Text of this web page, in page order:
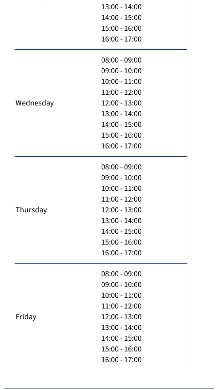
13:00 - 14:00
14:00 - 15:00
15:00 - 16:00
16:00 - 17:00
Wednesday
08:00 - 09:00
09:00 - 10:00
10:00 - 11:00
11:00 - 12:00
12:00 - 13:00
13:00 - 14:00
14:00 - 15:00
15:00 - 16:00
16:00 - 17:00
Thursday
08:00 - 09:00
09:00 - 10:00
10:00 - 11:00
11:00 - 12:00
12:00 - 13:00
13:00 - 14:00
14:00 - 15:00
15:00 - 16:00
16:00 - 17:00
Friday
08:00 - 09:00
09:00 - 10:00
10:00 - 11:00
11:00 - 12:00
12:00 - 13:00
13:00 - 14:00
14:00 - 15:00
15:00 - 16:00
16:00 - 17:00